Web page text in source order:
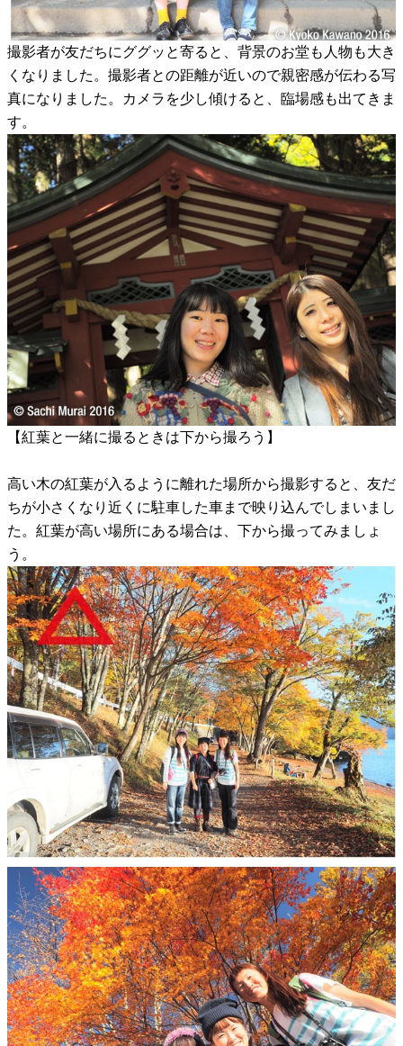
撮影者が友だちにググッと寄ると、背景のお堂も人物も大き
くなりました。撮影者との距離が近いので親密感が伝わる写
真になりました。カメラを少し傾けると、臨場感も出てきま
す。
【紅葉と一緒に撮るときは下から撮ろう】
高い木の紅葉が入るように離れた場所から撮影すると、友だ
ちが小さくなり近くに駐車した車まで映り込んでしまいまし
た。紅葉が高い場所にある場合は、下から撮ってみましょ
う。